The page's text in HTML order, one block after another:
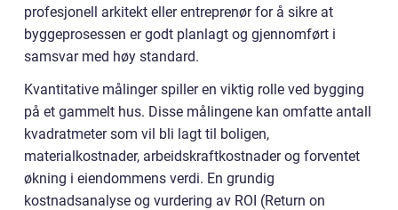
profesjonell arkitekt eller entreprenør for å sikre at
byggeprosessen er godt planlagt og gjennomført i
samsvar med høy standard.
Kvantitative målinger spiller en viktig rolle ved bygging
på et gammelt hus. Disse målingene kan omfatte antall
kvadratmeter som vil bli lagt til boligen,
materialkostnader, arbeidskraftkostnader og forventet
økning i eiendommens verdi. En grundig
kostnadsanalyse og vurdering av ROI (Return on